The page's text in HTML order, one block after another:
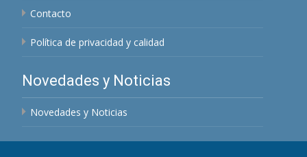
Contacto
Política de privacidad y calidad
Novedades y Noticias
Novedades y Noticias